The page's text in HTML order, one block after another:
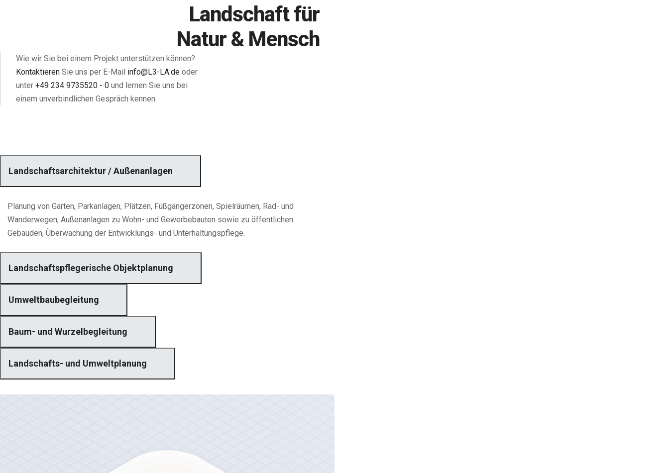
Landschaft für
Natur & Mensch
Wie wir Sie bei einem Projekt unterstützen können?
Kontaktieren Sie uns per E-Mail info@L3-LA.de oder
unter +49 234 9735520 - 0 und lernen Sie uns bei
einem unverbindlichen Gespräch kennen.
Landschaftsarchitektur / Außenanlagen
Planung von Gärten, Parkanlagen, Plätzen, Fußgängerzonen, Spielräumen, Rad- und
Wanderwegen, Außenanlagen zu Wohn- und Gewerbebauten sowie zu öffentlichen
Gebäuden, Überwachung der Entwicklungs- und Unterhaltungspflege.
Landschaftspflegerische Objektplanung
Umweltbaubegleitung
Baum- und Wurzelbegleitung
Landschafts- und Umweltplanung